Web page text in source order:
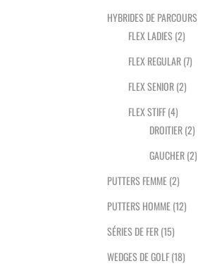
HYBRIDES DE PARCOURS
FLEX LADIES(2)
FLEX REGULAR(7)
FLEX SENIOR(2)
FLEX STIFF(4)
DROITIER(2)
GAUCHER(2)
PUTTERS FEMME(2)
PUTTERS HOMME(12)
SÉRIES DE FER(15)
WEDGES DE GOLF(18)